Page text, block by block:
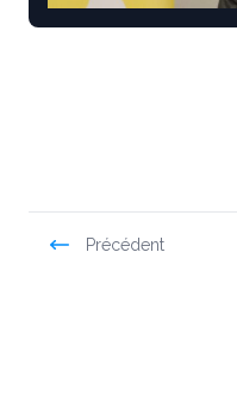
Précédent